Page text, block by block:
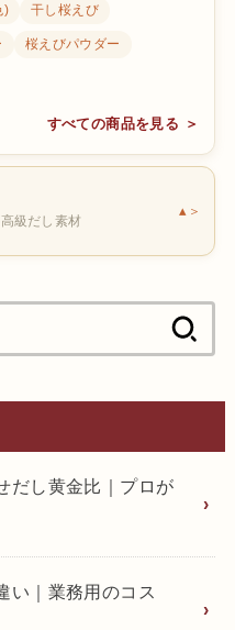
) 干し桜えび
桜えびパウダー
すべての商品を見る ＞
級だし素材
＞
:
だし黄金比｜プロが
い｜業務用のコス